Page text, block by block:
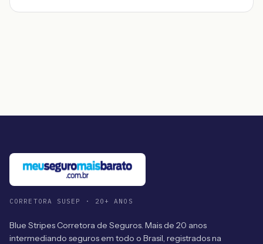
CORRETORA SUSEP · 20+ ANOS
Blue Stripes Corretora de Seguros. Mais de 20 anos
intermediando seguros em todo o Brasil, registrados na